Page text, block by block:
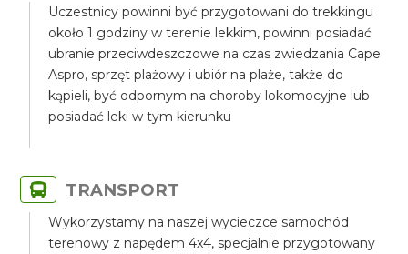
Uczestnicy powinni być przygotowani do trekkingu
około 1 godziny w terenie lekkim, powinni posiadać
ubranie przeciwdeszczowe na czas zwiedzania Cape
Aspro, sprzęt plażowy i ubiór na plaże, także do
kąpieli, być odpornym na choroby lokomocyjne lub
posiadać leki w tym kierunku
TRANSPORT
Wykorzystamy na naszej wycieczce samochód
terenowy z napędem 4x4, specjalnie przygotowany